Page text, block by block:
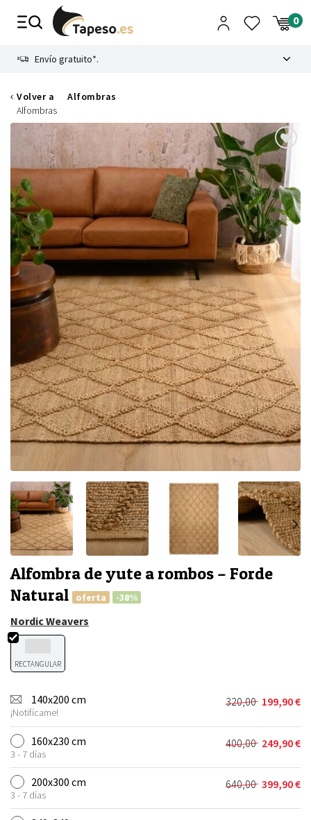
Envío gratuito*.
Volver a
Alfombras
Alfombras
Alfombra de yute a rombos – Forde
Natural
oferta -38%
Nordic Weavers
RECTANGULAR
140x200 cm
¡Notifícame!
320,00
El
precio
original
era:
320,00 €.
199,90€
El
precio
actual
es:
199,90 €.
160x230 cm
3 - 7 días
400,00
El
precio
original
era:
400,00 €.
249,90€
El
precio
actual
es:
249,90 €.
200x300 cm
3 - 7 días
640,00
El
precio
399,90€
El
precio